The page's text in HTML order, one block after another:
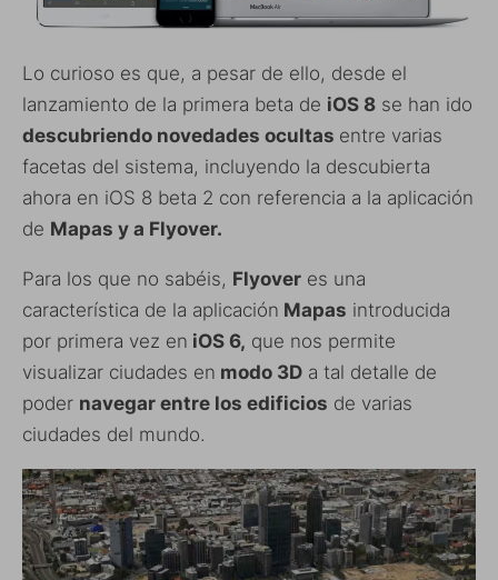
Lo curioso es que, a pesar de ello, desde el
lanzamiento de la primera beta de iOS 8 se han ido
descubriendo novedades ocultas entre varias
facetas del sistema, incluyendo la descubierta
ahora en iOS 8 beta 2 con referencia a la aplicación
de Mapas y a Flyover.
Para los que no sabéis, Flyover es una
característica de la aplicación Mapas introducida
por primera vez en iOS 6, que nos permite
visualizar ciudades en modo 3D a tal detalle de
poder navegar entre los edificios de varias
ciudades del mundo.